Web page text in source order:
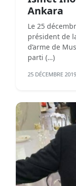
Ankara
Le 25
président de
d’arme de
parti (…)
25 DÉCEMBRE 2019